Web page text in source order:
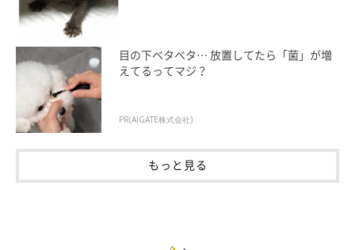
目の下ベタベタ… 放置してたら「菌」が増
えてるってマジ？
PR(AIGATE株式会社)
もっと見る